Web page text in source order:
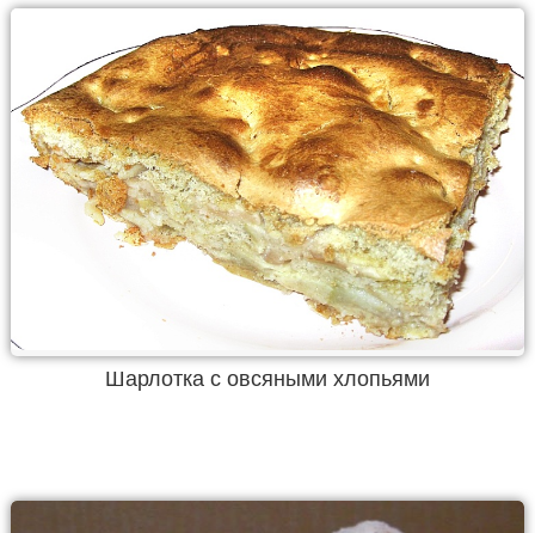
Шарлотка с овсяными хлопьями